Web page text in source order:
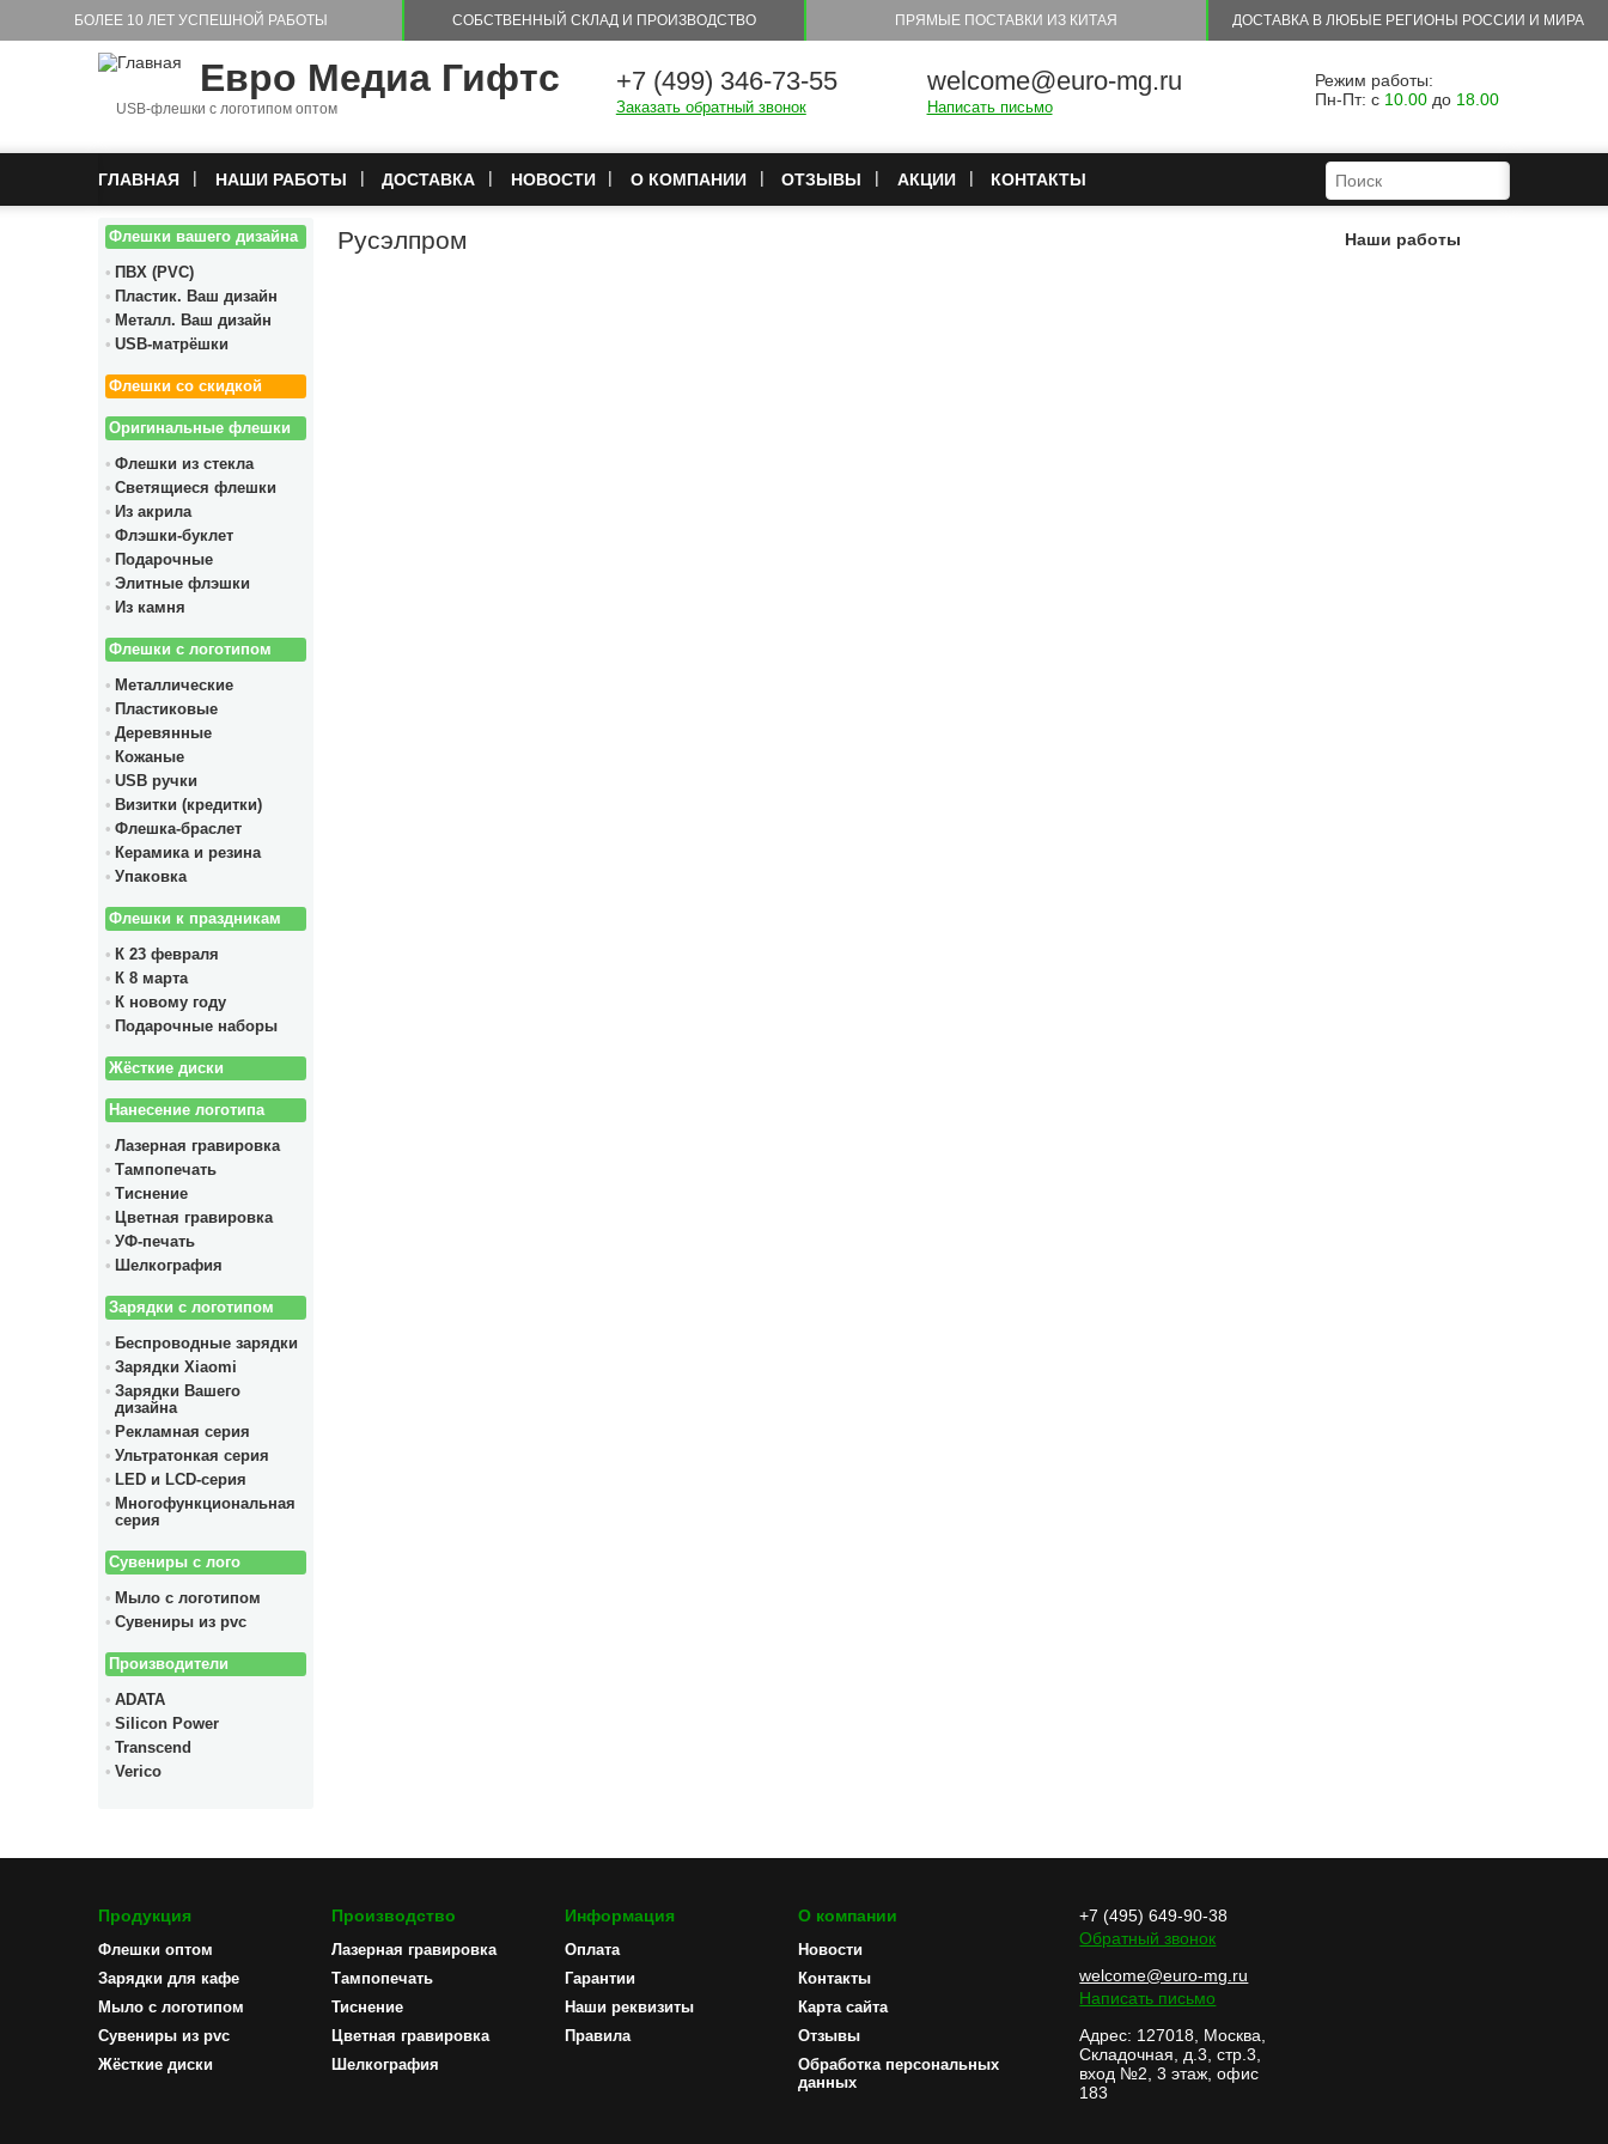
Перейти к основному содержанию
БОЛЕЕ 10 ЛЕТ УСПЕШНОЙ РАБОТЫ СОБСТВЕННЫЙ СКЛАД И ПРОИЗВОДСТВО ПРЯМЫЕ ПОСТАВКИ ИЗ КИТАЯ ДОСТАВКА В ЛЮБЫЕ РЕГИОНЫ РОССИИ И МИРА
Евро Медиа Гифтс
USB-флешки с логотипом оптом
+7 (499) 346-73-55
Заказать обратный звонок
welcome@euro-mg.ru
Написать письмо
Режим работы:
Пн-Пт: с 10.00 до 18.00
ГЛАВНАЯ НАШИ РАБОТЫ ДОСТАВКА НОВОСТИ О КОМПАНИИ ОТЗЫВЫ АКЦИИ КОНТАКТЫ ФОРМА ПОИСКА
ПОИСК
Флешки вашего дизайна
ПВХ (PVC)
Пластик. Ваш дизайн
Металл. Ваш дизайн
USB-матрёшки
Флешки со скидкой
Оригинальные флешки
Флешки из стекла
Светящиеся флешки
Из акрила
Флэшки-буклет
Подарочные
Элитные флэшки
Из камня
Флешки с логотипом
Металлические
Пластиковые
Деревянные
Кожаные
USB ручки
Визитки (кредитки)
Флешка-браслет
Керамика и резина
Упаковка
Флешки к праздникам
К 23 февраля
К 8 марта
К новому году
Подарочные наборы
Жёсткие диски
Нанесение логотипа
Лазерная гравировка
Тампопечать
Тиснение
Цветная гравировка
УФ-печать
Шелкография
Зарядки с логотипом
Беспроводные зарядки
Зарядки Xiaomi
Зарядки Вашего
дизайна
Рекламная серия
Ультратонкая серия
LED и LCD-серия
Многофункциональная
серия
Сувениры с лого
Мыло с логотипом
Сувениры из pvc
Производители
ADATA
Silicon Power
Transcend
Verico
Русэлпром Наши работы
Продукция
Флешки оптом
Зарядки для кафе
Мыло с логотипом
Сувениры из pvc
Жёсткие диски
Производство
Лазерная гравировка
Тампопечать
Тиснение
Цветная гравировка
Шелкография
Информация
Оплата
Гарантии
Наши реквизиты
Правила
О компании
Новости
Контакты
Карта сайта
Отзывы
Обработка персональных
данных
+7 (495) 649-90-38
Обратный звонок
welcome@euro-mg.ru
Написать письмо
Адрес: 127018, Москва,
Складочная, д.3, стр.3,
вход №2, 3 этаж, офис
183